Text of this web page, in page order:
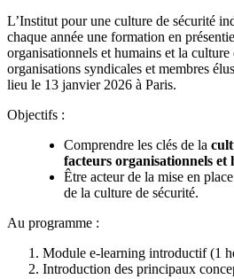
L’Institut pour une culture de sécurité
chaque année une formation en
organisationnels et humains et la
organisations syndicales et membres
lieu le 13 janvier 2026 à Paris.
Objectifs :
Comprendre les clés de la
facteurs organisationnels et
Être acteur de la mise en
de la culture de sécurité.
Au programme :
Module e-learning introductif (1
Introduction des principaux